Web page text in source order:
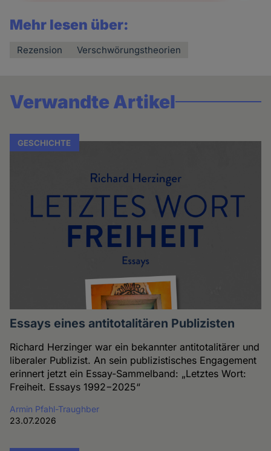
Mehr lesen über:
Rezension Verschwörungstheorien
Verwandte Artikel
GESCHICHTE
Essays eines antitotalitären Publizisten
Richard Herzinger war ein bekannter antitotalitärer und
liberaler Publizist. An sein publizistisches Engagement
erinnert jetzt ein Essay-Sammelband: „Letztes Wort:
Freiheit. Essays 1992−2025“
Armin Pfahl-Traughber
23.07.2026